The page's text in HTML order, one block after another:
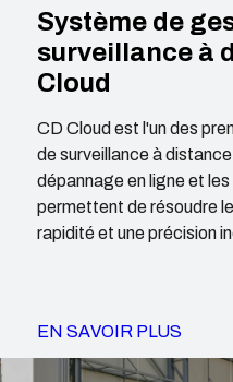
Système de
surveillance à
Cloud
CD Cloud est l'un des
de surveillance à
dépannage en ligne et
permettent de résoudre
rapidité et une précision
EN SAVOIR PLUS